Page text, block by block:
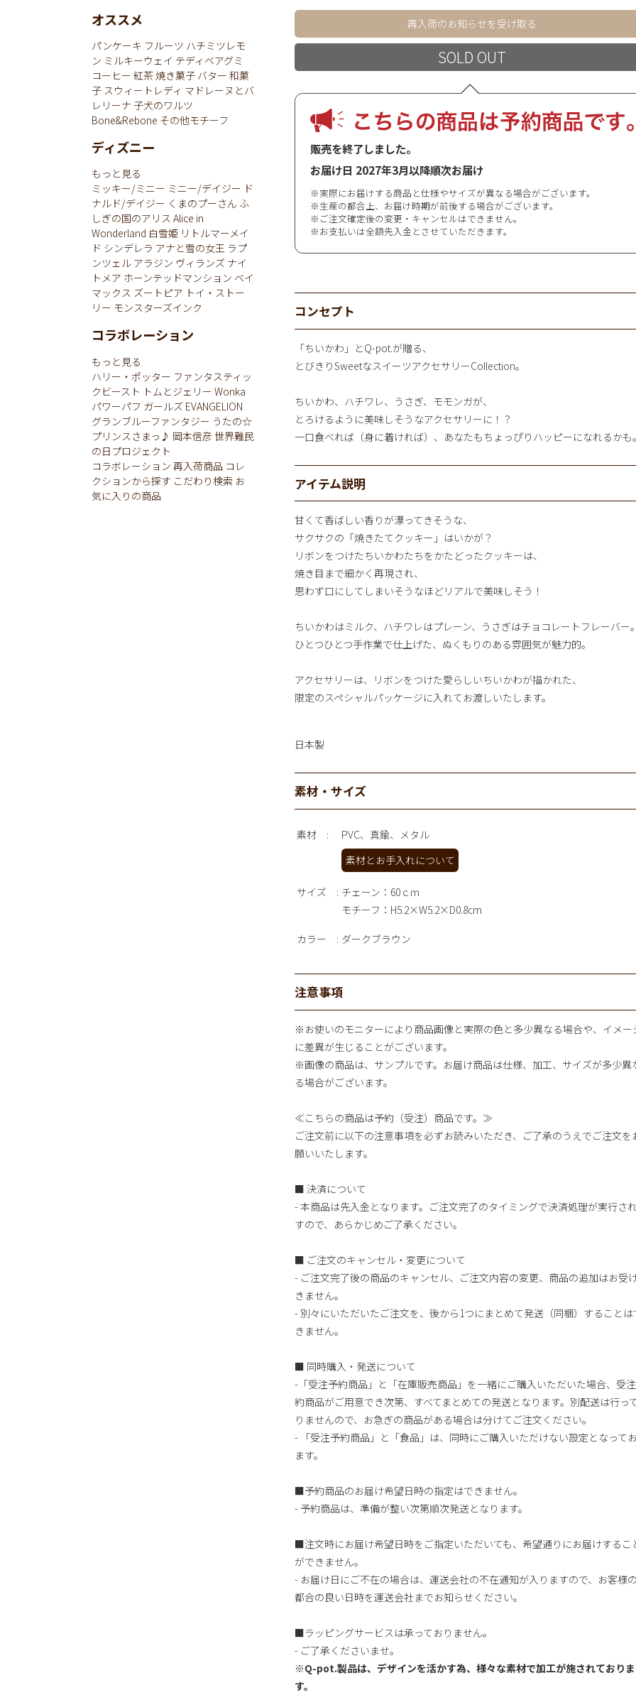
再入荷のお知らせを受け取る
SOLD OUT
販売を終了しました。
お届け日 2027年3月以降順次お届け
※実際にお届けする商品と仕様やサイズが異なる場合がございます。
※生産の都合上、お届け時期が前後する場合がございます。
※ご注文確定後の変更・キャンセルはできません。
※お支払いは全額先入金とさせていただきます。
コンセプト
「ちいかわ」とQ-pot.が贈る、
とびきりSweetなスイーツアクセサリーCollection。
ちいかわ、ハチワレ、うさぎ、モモンガが、
とろけるように美味しそうなアクセサリーに！？
一口食べれば（身に着ければ）、あなたもちょっぴりハッピーになれるかも
アイテム説明
甘くて香ばしい香りが漂ってきそうな、
サクサクの「焼きたてクッキー」はいかが？
リボンをつけたちいかわたちをかたどったクッキーは、
焼き目まで細かく再現され、
思わず口にしてしまいそうなほどリアルで美味しそう！
ちいかわはミルク、ハチワレはプレーン、うさぎはチョコレートフレーバー
ひとつひとつ手作業で仕上げた、ぬくもりのある雰囲気が魅力的。
アクセサリーは、リボンをつけた愛らしいちいかわが描かれた、
限定のスペシャルパッケージに入れてお渡しいたします。
日本製
素材・サイズ
素材
PVC、真鍮、メタル
素材とお手入れについて
サイズ
チェーン：60ｃｍ
モチーフ：H5.2×W5.2×D0.8cm
カラー ダークブラウン
注意事項
※お使いのモニターにより商品画像と実際の色と多少異なる場合や、イメー
に差異が生じることがございます。
※画像の商品は、サンプルです。お届け商品は仕様、加工、サイズが多少異
る場合がございます。
≪こちらの商品は予約（受注）商品です。≫
ご注文前に以下の注意事項を必ずお読みいただき、ご了承のうえでご注文を
願いいたします。
■ 決済について
- 本商品は先入金となります。ご注文完了のタイミングで決済処理が実行さ
すので、あらかじめご了承ください。
■ ご注文のキャンセル・変更について
- ご注文完了後の商品のキャンセル、ご注文内容の変更、商品の追加はお受
きません。
- 別々にいただいたご注文を、後から1つにまとめて発送（同梱）することは
きません。
■ 同時購入・発送について
-「受注予約商品」と「在庫販売商品」を一緒にご購入いただいた場合、受
約商品がご用意でき次第、すべてまとめての発送となります。別配送は行っ
りませんので、お急ぎの商品がある場合は分けてご注文ください。
- 「受注予約商品」と「食品」は、同時にご購入いただけない設定となって
ます。
■予約商品のお届け希望日時の指定はできません。
- 予約商品は、準備が整い次第順次発送となります。
■注文時にお届け希望日時をご指定いただいても、希望通りにお届けするこ
ができません。
- お届け日にご不在の場合は、運送会社の不在通知が入りますので、お客様
都合の良い日時を運送会社までお知らせください。
■ラッピングサービスは承っておりません。
- ご了承くださいませ。
※Q-pot.製品は、デザインを活かす為、様々な素材で加工が施されておりま
す。
オススメ
パンケーキ フルーツ ハチミツレモ
ン ミルキーウェイ テディベアグミ
コーヒー 紅茶焼き菓子 バター 和菓
子 スウィートレディ マドレーヌとバ
レリーナ 子犬のワルツ
Bone&Rebone その他モチーフ
ディズニー
もっと見る
ミッキー/ミニー ミニー/デイジー ド
ナルド/デイジー くまのプーさん ふ
しぎの国のアリス Alice in
Wonderland 白雪姫 リトルマーメイ
ド シンデレラ アナと雪の女王 ラプ
ンツェル アラジン ヴィランズ ナイ
トメア ホーンテッドマンション ベイ
マックス ズートピア トイ・ストー
リー モンスターズインク
コラボレーション
もっと見る
ハリー・ポッター ファンタスティッ
クビースト トムとジェリー Wonka
パワーパフ ガールズ EVANGELION
グランブルーファンタジー うたの☆
プリンスさまっ♪ 岡本信彦世界難民
の日プロジェクト
コラボレーション 再入荷商品 コレ
クションから探す こだわり検索 お
気に入りの商品